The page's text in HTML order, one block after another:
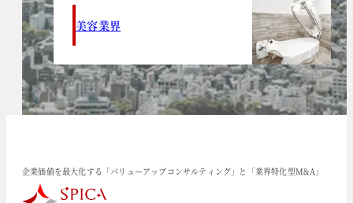
美容業界
企業価値を最大化する「バリューアップコンサルティング」と「業界特化型M&A」